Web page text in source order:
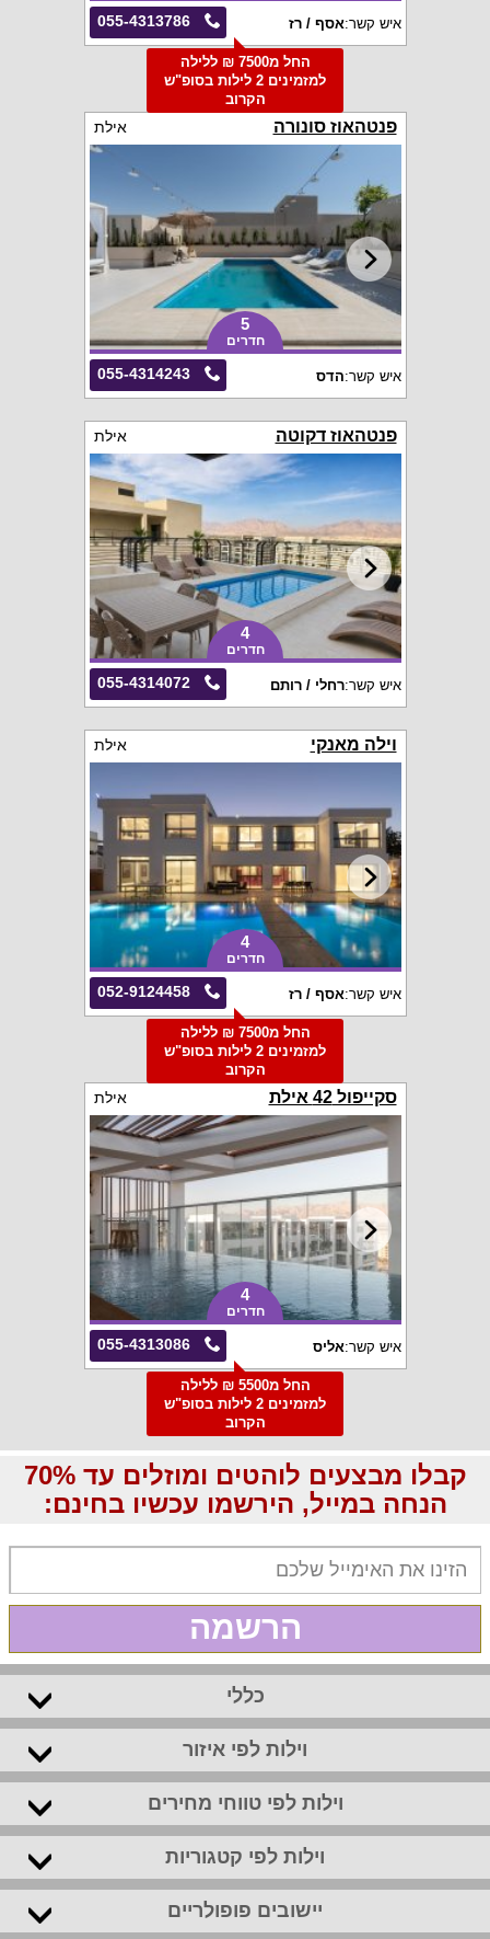
055-4313786 איש קשר:אסף / רז
החל מ7500 ₪ ללילה
למזמינים 2 לילות בסופ"ש
הקרוב
פנטהאוז סונורה אילת
5
חדרים
055-4314243 איש קשר:הדס
פנטהאוז דקוטה אילת
4
חדרים
055-4314072 איש קשר:רחלי / רותם
וילה מאנקי אילת
4
חדרים
052-9124458 איש קשר:אסף / רז
החל מ7500 ₪ ללילה
למזמינים 2 לילות בסופ"ש
הקרוב
סקייפול 42 אילת אילת
4
חדרים
055-4313086 איש קשר:אליס
החל מ5500 ₪ ללילה
למזמינים 2 לילות בסופ"ש
הקרוב
קבלו מבצעים לוהטים ומוזלים עד 70%
הנחה במייל, הירשמו עכשיו בחינם:
הרשמה
כללי
וילות לפי איזור
וילות לפי טווחי מחירים
וילות לפי קטגוריות
יישובים פופולריים